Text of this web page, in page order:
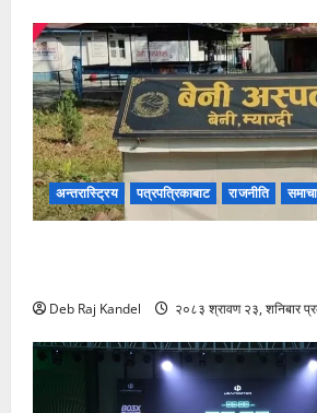
अन्तरास्ट्रिय पत्रपत्रिकाबाट राजनीति
Deb Raj Kandel २०८३ श्रावण २३, शनिबार